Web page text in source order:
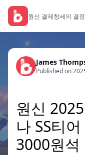
원신 결제창세의 결정
James
Published on
원신
나 SS티
3000원석